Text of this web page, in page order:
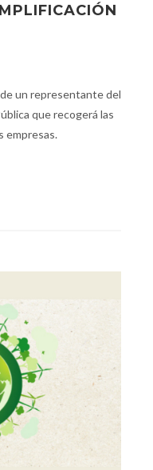
un representante del
que recogerá las
empresas.